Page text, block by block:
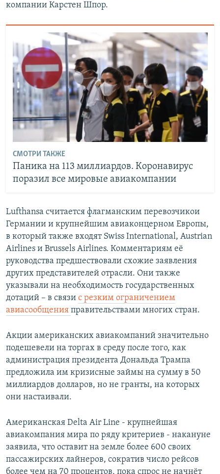
компании Карстен Шпор.
СМОТРИ ТАКЖЕ
Паника на 113 миллиардов. Коронавирус
поразил все мировые авиакомпании
Lufthansa считается флагманским перевозчикои
Германии и крупнейшим авиаконцерном Европы,
в который также входят Swiss International, Austrian
Airlines и Brussels Airlines. Комментариям её
руководства предшествовали схожие заявления
других представителей отрасли. Они также
указывали на необходимость государственных
дотаций – в связи с резким ограничением
авиасообщения правительствами многих стран.
Акции американских авиакомпаний значительно
подешевели на торгах в среду после того, как
администрация президента Дональда Трампа
предложила им кризисные займы на сумму в 50
миллиардов долларов, но не гранты, на которых
они настаивали.
Американская Delta Air Line - крупнейшая
авиакомпания мира по ряду критериев - накануне
заявила, что оставит на земле более 600 своих
пассажирских лайнеров, сократив число рейсов
более чем на 70 процентов, пока спрос не начнёт